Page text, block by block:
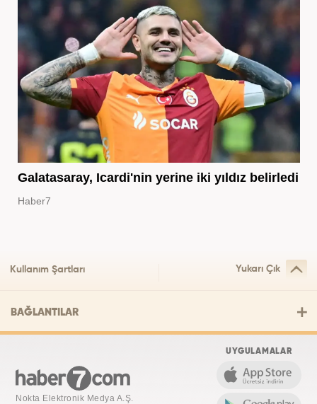
Galatasaray, Icardi'nin yerine iki yıldız belirledi
Haber7
Kullanım Şartları Yukarı Çık
BAĞLANTILAR
Nokta Elektronik Medya A.Ş.
UYGULAMALAR